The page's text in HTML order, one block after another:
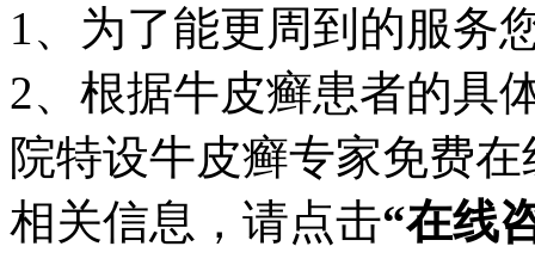
1、为了能更周到的服务
2、根据牛皮癣患者的具
院特设牛皮癣专家免费
相关信息，请点击“在线